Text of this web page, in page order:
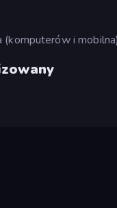
i